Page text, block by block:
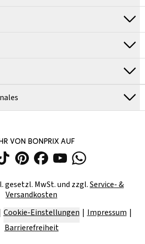
VON BONPRIX AUF
gesetzl. MwSt. und zzgl.Service- &
Versandkosten
Cookie-Einstellungen
Impressum
Barrierefreiheit